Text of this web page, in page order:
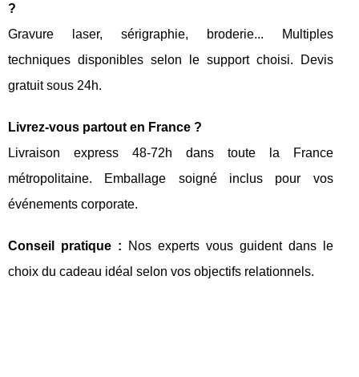
?
Gravure laser, sérigraphie, broderie... Multiples
techniques disponibles selon le support choisi. Devis
gratuit sous 24h.
Livrez-vous partout en France ?
Livraison express 48-72h dans toute la France
métropolitaine. Emballage soigné inclus pour vos
événements corporate.
Conseil pratique : Nos experts vous guident dans le
choix du cadeau idéal selon vos objectifs relationnels.